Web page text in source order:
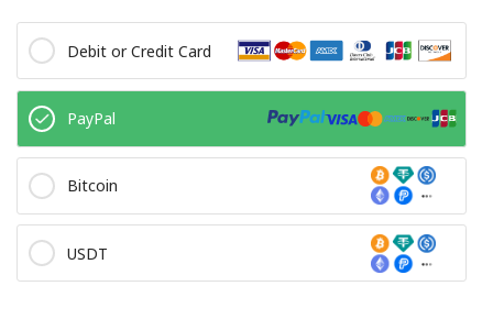
Debit or Credit Card
PayPal
Bitcoin
USDT